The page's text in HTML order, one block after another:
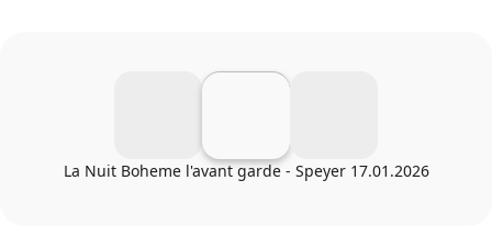
La Nuit Boheme l'avant garde - Speyer 17.01.2026